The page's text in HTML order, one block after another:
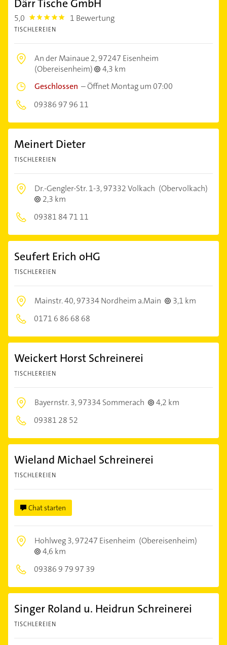
Därr Tische GmbH
5,0 5.0 1 Bewertung
TISCHLEREIEN
An der Mainaue 2,97247 Eisenheim
(Obereisenheim)
4,3 km
Geschlossen –Öffnet Montag um 07:00
09386 97 96 11
Meinert Dieter
TISCHLEREIEN
Dr.-Gengler-Str. 1-3,97332 Volkach (Obervolkach)
2,3 km
09381 84 71 11
Seufert Erich oHG
TISCHLEREIEN
Mainstr. 40,97334 Nordheim a.Main
3,1 km
0171 6 86 68 68
Weickert Horst Schreinerei
TISCHLEREIEN
Bayernstr. 3,97334 Sommerach
4,2 km
09381 28 52
Wieland Michael Schreinerei
TISCHLEREIEN
Chat starten
Hohlweg 3,97247 Eisenheim (Obereisenheim)
4,6 km
09386 9 79 97 39
Singer Roland u. Heidrun Schreinerei
TISCHLEREIEN